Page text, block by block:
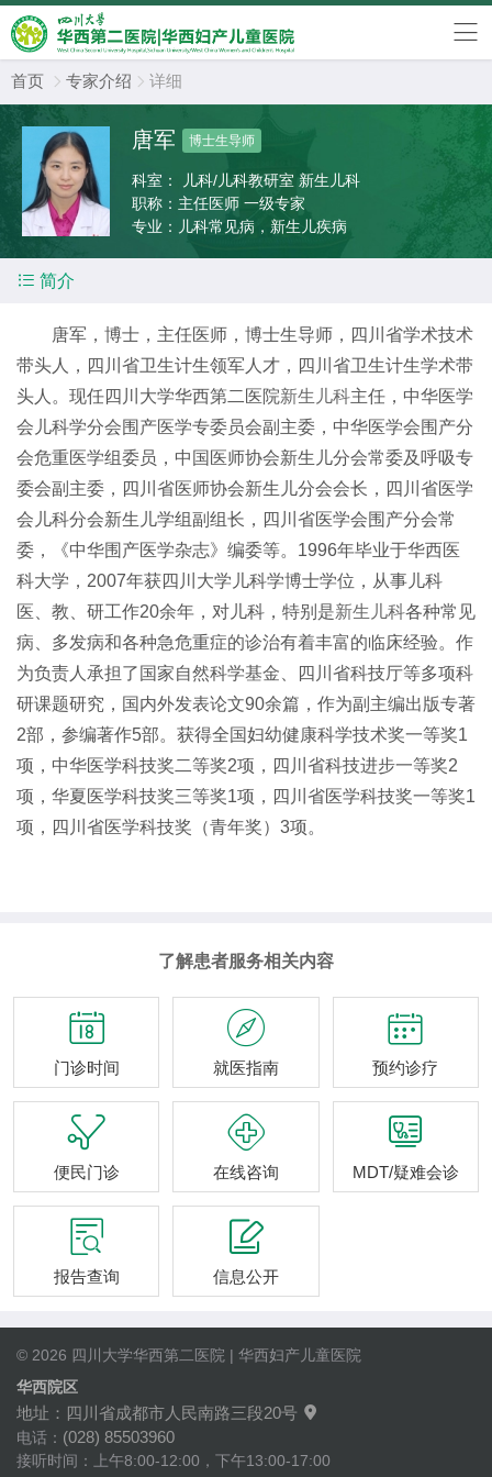
首页  专家介绍  详细
唐军 博士生导师
科室：
儿科/儿科教研室 新生儿科
职称： 主任医师 一级专家
专业： 儿科常见病，新生儿疾病
 简介
唐军，博士，主任医师，博士生导师，四川省学术技术
带头人，四川省卫生计生领军人才，四川省卫生计生学术带
头人。现任四川大学华西第二医院新生儿科主任，中华医学
会儿科学分会围产医学专委员会副主委，中华医学会围产分
会危重医学组委员，中国医师协会新生儿分会常委及呼吸专
委会副主委，四川省医师协会新生儿分会会长，四川省医学
会儿科分会新生儿学组副组长，四川省医学会围产分会常
委，《中华围产医学杂志》编委等。1996年毕业于华西医
科大学，2007年获四川大学儿科学博士学位，从事儿科
医、教、研工作20余年，对儿科，特别是新生儿科各种常见
病、多发病和各种急危重症的诊治有着丰富的临床经验。作
为负责人承担了国家自然科学基金、四川省科技厅等多项科
研课题研究，国内外发表论文90余篇，作为副主编出版专著
2部，参编著作5部。获得全国妇幼健康科学技术奖一等奖1
项，中华医学科技奖二等奖2项，四川省科技进步一等奖2
项，华夏医学科技奖三等奖1项，四川省医学科技奖一等奖1
项，四川省医学科技奖（青年奖）3项。
了解患者服务相关内容

门诊时间

就医指南

预约诊疗

便民门诊

在线咨询

MDT/疑难会诊

报告查询

信息公开
© 2026 四川大学华西第二医院 | 华西妇产儿童医院
华西院区
地址：四川省成都市人民南路三段20号 
电话： (028) 85503960
接听时间：上午8:00-12:00，下午13:00-17:00